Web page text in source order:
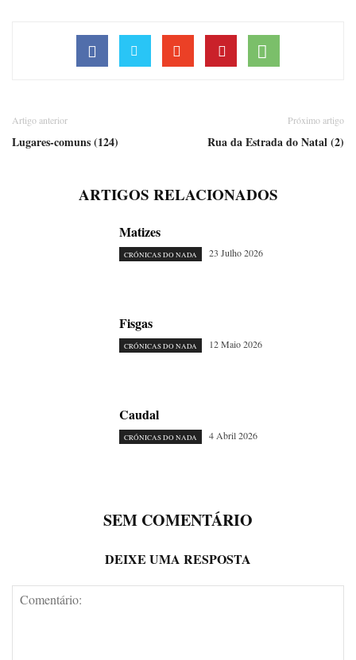
Artigo anterior
Lugares-comuns (124)
Próximo artigo
Rua da Estrada do Natal (2)
ARTIGOS RELACIONADOS
Matizes
CRÓNICAS DO NADA 23 Julho 2026
Fisgas
CRÓNICAS DO NADA 12 Maio 2026
Caudal
CRÓNICAS DO NADA 4 Abril 2026
SEM COMENTÁRIO
DEIXE UMA RESPOSTA